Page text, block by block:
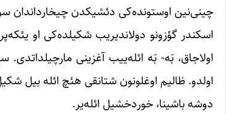
چینی‌نین اوستونده‌کی دئشیکدن چیخارداندان
اسکندر گؤزونو دولاندیریب شکیلده‌کی او یئکه‌پر
اولاجاق، بَه- بَه ائله‌ییب آغزینی
اولدو. ظالیم اوغلونون شتانقی هئچ ائله بیل
دوشه باشینا، خوردخشیل ائله‌یر.